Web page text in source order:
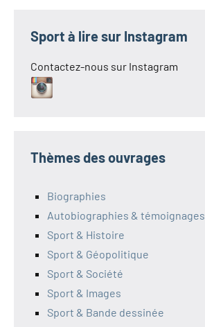
Sport à lire sur Instagram
Contactez-nous sur Instagram
Thèmes des ouvrages
Biographies
Autobiographies & témoignages
Sport & Histoire
Sport & Géopolitique
Sport & Société
Sport & Images
Sport & Bande dessinée